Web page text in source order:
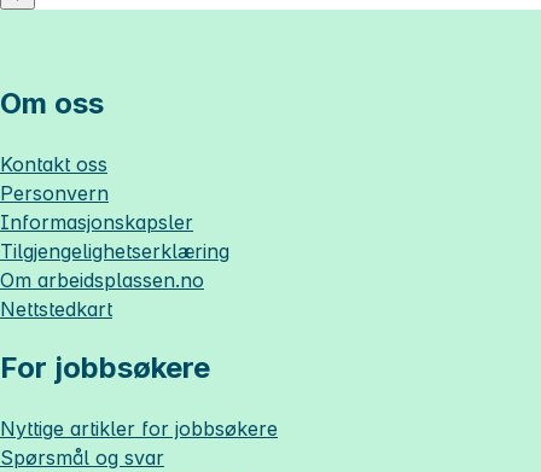
Om oss
Kontakt oss
Personvern
Informasjonskapsler
Tilgjengelighetserklæring
Om arbeidsplassen.no
Nettstedkart
For jobbsøkere
Nyttige artikler for jobbsøkere
Spørsmål og svar